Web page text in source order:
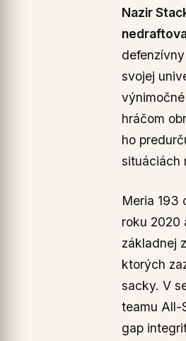
Nazir
svojej
hráčom
ho
situáciách
Meria 193
roku 2020
základnej
ktorých
sacky. V
teamu All-
gap